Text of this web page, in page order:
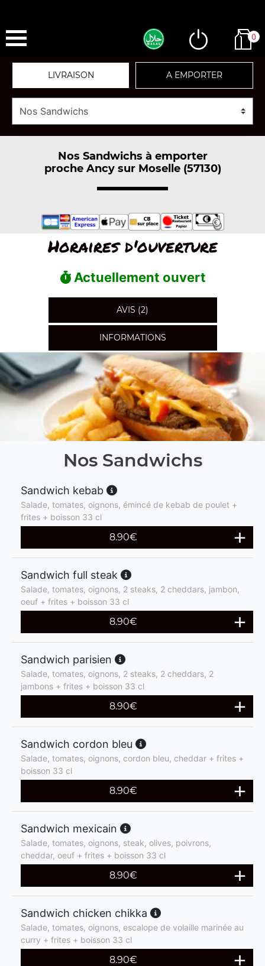
0
LIVRAISON A EMPORTER
Nos Sandwichs à emporter
proche Ancy sur Moselle (57130)
Horaires d'ouverture
Actuellement ouvert
AVIS (2)
INFORMATIONS
Nos Sandwichs
Sandwich kebab
Salade, tomates, oignons, émincé de kebab de poulet +
frites + boisson 33 cl
8.90€
Sandwich full steak
Salade, tomates, oignons, 2 steaks, 2 cheddars, jambon,
oeuf + frites + boisson 33 cl
8.90€
Sandwich parisien
Salade, tomates, oignons, 2 steaks, 2 cheddars, 2
jambons + frites + boisson 33 cl
8.90€
Sandwich cordon bleu
Salade, tomates, oignons, cordon bleu, cheddar + frites +
boisson 33 cl
8.90€
Sandwich mexicain
Salade, tomates, oignons, steak, olives, poivrons,
cheddar, oeuf + frites + boisson 33 cl
8.90€
Sandwich chicken chikka
Salade, tomates, oignons, escalope de volaille marinée au
curry + frites + boisson 33 cl
8.90€